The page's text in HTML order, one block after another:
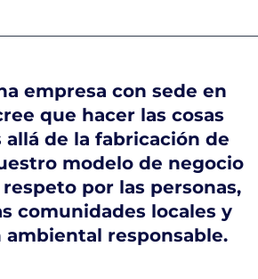
empresa con sede en
que hacer las cosas
allá de la fabricación de
modelo de negocio
por las personas,
comunidades locales y
ambiental responsable.